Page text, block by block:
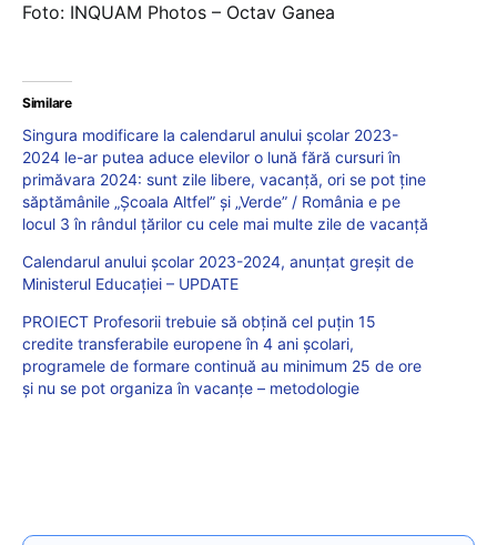
Foto: INQUAM Photos – Octav Ganea
Similare
Singura modificare la calendarul anului școlar 2023-
2024 le-ar putea aduce elevilor o lună fără cursuri în
primăvara 2024: sunt zile libere, vacanță, ori se pot ține
săptămânile „Școala Altfel” și „Verde” / România e pe
locul 3 în rândul țărilor cu cele mai multe zile de vacanță
Calendarul anului școlar 2023-2024, anunțat greșit de
Ministerul Educației – UPDATE
PROIECT Profesorii trebuie să obțină cel puțin 15
credite transferabile europene în 4 ani școlari,
programele de formare continuă au minimum 25 de ore
și nu se pot organiza în vacanțe – metodologie